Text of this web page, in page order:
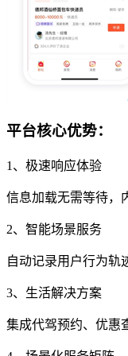
平台核心优势：
1、极速响应体验
信息加载无需等待，
2、智能场景服务
自动记录用户行为轨
3、生活解决方案
集成代驾预约、优惠